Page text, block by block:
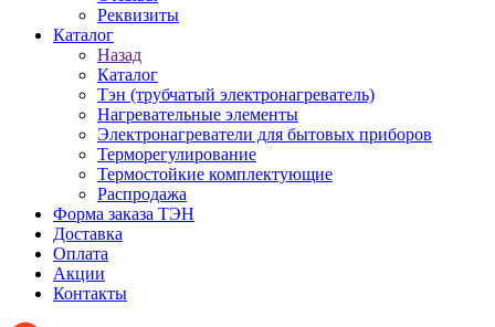
Реквизиты
Каталог
Назад
Каталог
Тэн (трубчатый электронагреватель)
Нагревательные элементы
Электронагреватели для бытовых приборов
Терморегулирование
Термостойкие комплектующие
Распродажа
Форма заказа ТЭН
Доставка
Оплата
Акции
Контакты